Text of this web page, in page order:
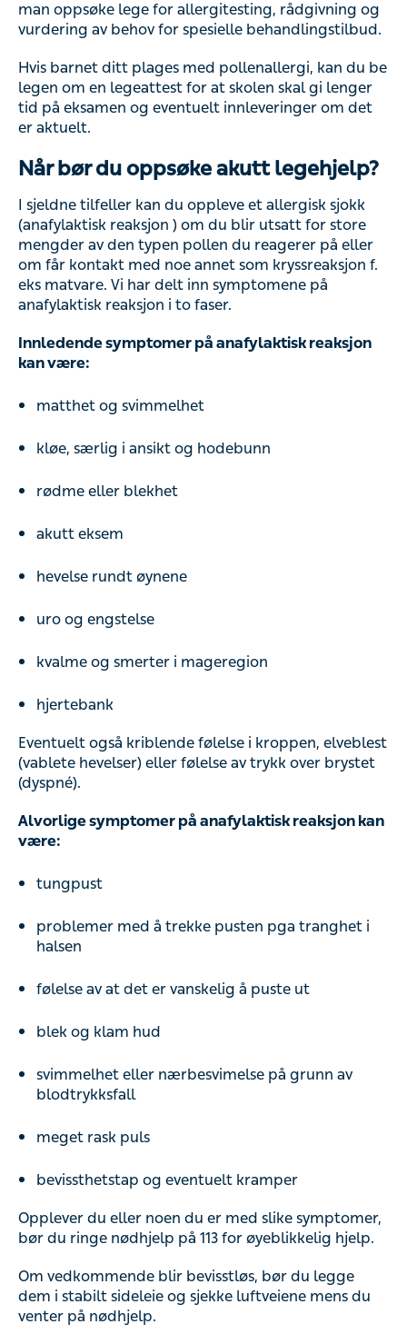
man oppsøke lege for allergitesting, rådgivning og
vurdering av behov for spesielle behandlingstilbud.
Hvis barnet ditt plages med pollenallergi, kan du be
legen om en legeattest for at skolen skal gi lenger
tid på eksamen og eventuelt innleveringer om det
er aktuelt.
Når bør du oppsøke akutt legehjelp?
I sjeldne tilfeller kan du oppleve et allergisk sjokk
(anafylaktisk reaksjon ) om du blir utsatt for store
mengder av den typen pollen du reagerer på eller
om får kontakt med noe annet som kryssreaksjon f.
eks matvare. Vi har delt inn symptomene på
anafylaktisk reaksjon i to faser.
Innledende symptomer på anafylaktisk reaksjon
kan være:
matthet og svimmelhet
kløe, særlig i ansikt og hodebunn
rødme eller blekhet
akutt eksem
hevelse rundt øynene
uro og engstelse
kvalme og smerter i mageregion
hjertebank
Eventuelt også kriblende følelse i kroppen, elveblest
(vablete hevelser) eller følelse av trykk over brystet
(dyspné).
Alvorlige symptomer på anafylaktisk reaksjon kan
være:
tungpust
problemer med å trekke pusten pga tranghet i
halsen
følelse av at det er vanskelig å puste ut
blek og klam hud
svimmelhet eller nærbesvimelse på grunn av
blodtrykksfall
meget rask puls
bevissthetstap og eventuelt kramper
Opplever du eller noen du er med slike symptomer,
bør du ringe nødhjelp på 113 for øyeblikkelig hjelp.
Om vedkommende blir bevisstløs, bør du legge
dem i stabilt sideleie og sjekke luftveiene mens du
venter på nødhjelp.